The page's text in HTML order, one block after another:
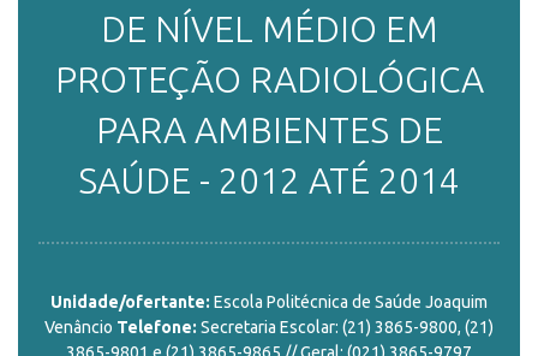
SOBRE
PLATAFORMAS
DE NÍVEL MÉDIO EM
PROTEÇÃO RADIOLÓGICA
PARA AMBIENTES DE
SAÚDE - 2012 ATÉ 2014
Unidade/ofertante: Escola Politécnica de Saúde Joaquim
Venâncio Telefone: Secretaria Escolar: (21) 3865-9800, (21)